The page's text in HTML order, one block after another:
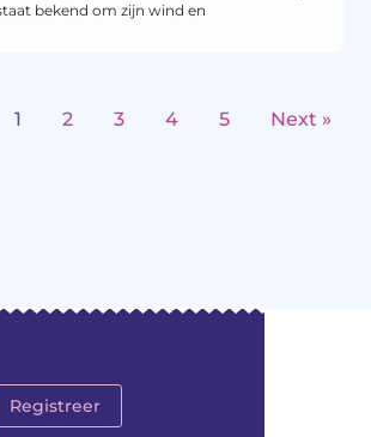
bekend om zijn wind en
1 2 3 4 5 Next »
Registreer